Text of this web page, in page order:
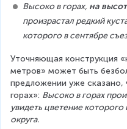
Высоко в горах, на
произрастал редкий
которого в сентябре
Уточняющая конструкция
метров» может быть
предложении уже сказано,
горах»: Высоко в горах
увидеть цветение
округа.